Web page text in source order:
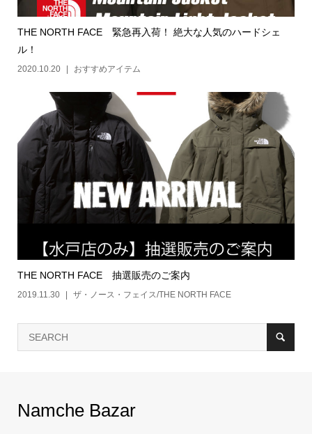
THE NORTH FACE 緊急再入荷！ 絶大な人気のハードシェ
ル！
2020.10.20 おすすめアイテム
THE NORTH FACE 抽選販売のご案内
2019.11.30 ザ・ノース・フェイス/THE NORTH FACE
Namche Bazar